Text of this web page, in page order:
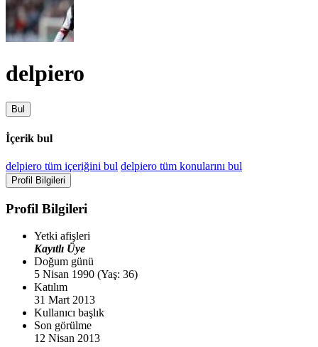
delpiero
Bul
İçerik bul
delpiero tüm içeriğini bul delpiero tüm konularını bul
Profil Bilgileri
Profil Bilgileri
Yetki afişleri
Kayıtlı Üye
Doğum günü
5 Nisan 1990 (Yaş: 36)
Katılım
31 Mart 2013
Kullanıcı başlık
Son görülme
12 Nisan 2013